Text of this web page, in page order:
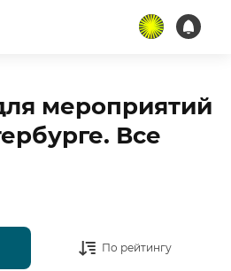
мероприятий
Все
По рейтингу